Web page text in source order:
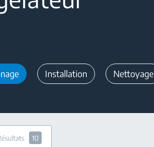
Installation Nettoyage
10